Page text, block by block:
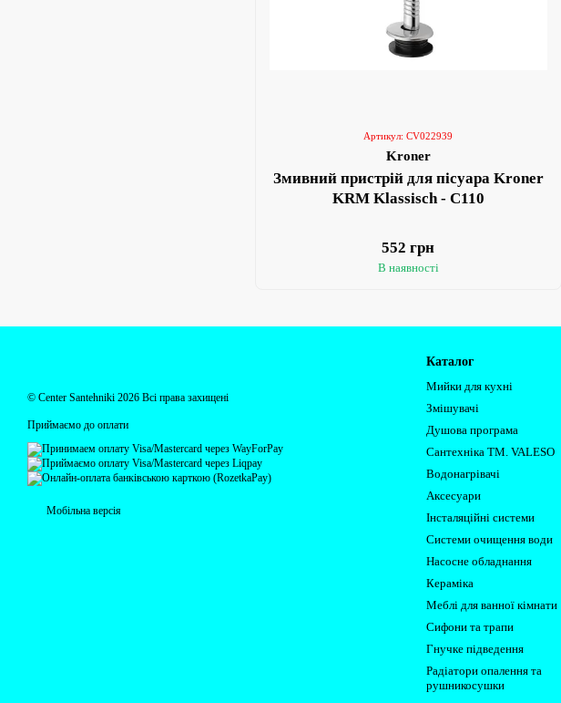
Артикул: CV022939
Kroner
Змивний пристрій для пісуара Kroner
KRM Klassisch - C110
552 грн
В наявності
© Centеr Santehniki 2026 Всі права захищені
Приймаємо до оплати
Мобільна версія
Каталог
Мийки для кухні
Змішувачі
Душова програма
Сантехніка ТМ. VALESO
Водонагрівачі
Аксесуари
Інсталяційні системи
Системи очищення води
Насосне обладнання
Кераміка
Меблі для ванної кімнати
Сифони та трапи
Гнучке підведення
Радіатори опалення та
рушникосушки